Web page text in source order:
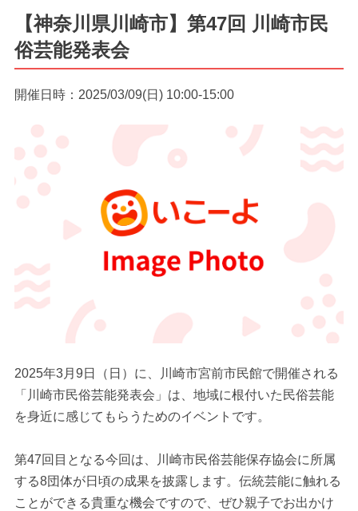
【神奈川県川崎市】第47回 川崎市民
俗芸能発表会
開催日時：2025/03/09(日) 10:00-15:00
2025年3月9日（日）に、川崎市宮前市民館で開催される
「川崎市民俗芸能発表会」は、地域に根付いた民俗芸能
を身近に感じてもらうためのイベントです。
第47回目となる今回は、川崎市民俗芸能保存協会に所属
する8団体が日頃の成果を披露します。伝統芸能に触れる
ことができる貴重な機会ですので、ぜひ親子でお出かけ